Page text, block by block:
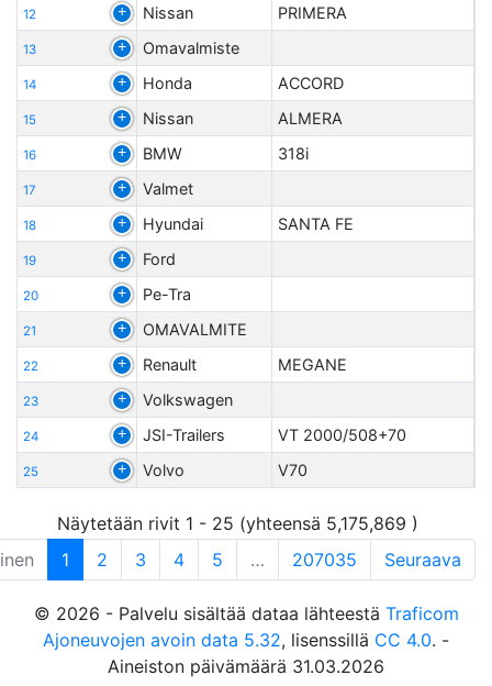
12 Nissan PRIMERA
13 Omavalmiste
14 Honda ACCORD
15 Nissan ALMERA
16 BMW 318i
17 Valmet
18 Hyundai SANTA FE
19 Ford
20 Pe-Tra
21 OMAVALMITE
22 Renault MEGANE
23 Volkswagen
24 JSI-Trailers VT 2000/508+70
25 Volvo V70
Näytetään rivit 1 - 25 (yhteensä 5,175,869 )
1 2 3 4 5 … 207035 Seuraava
© 2026 - Palvelu sisältää dataa lähteestä Traficom
Ajoneuvojen avoin data 5.32, lisenssillä CC 4.0. -
Aineiston päivämäärä 31.03.2026